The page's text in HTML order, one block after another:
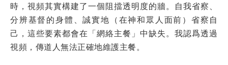
時，視頻其實構建了一個阻擋透明度的牆。自我省察、
分辨基督的身體、誠實地（在神和眾人面前）省察自
己，這些要素都會在「網絡主餐」中缺失。我認爲透過
視頻，傳道人無法正確地維護主餐。